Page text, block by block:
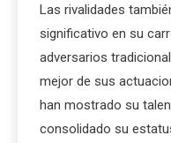
Las rivalidades
significativo en su
adversarios
mejor de sus
han mostrado su
consolidado su